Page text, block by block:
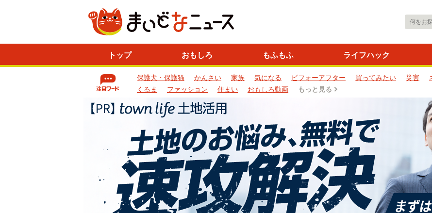
トップ おもしろ もふもふ ライフハック
保護犬・保護猫 かんさい 家族 気になる ビフォーアフター 買ってみたい 災害
くるま
ファッション 住まい おもしろ動画 もっと見る